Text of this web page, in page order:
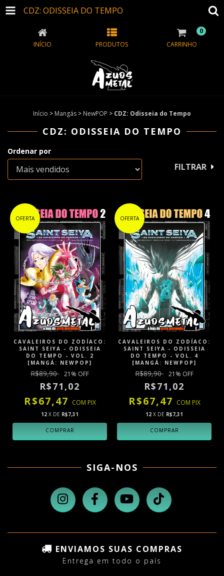
CDZ: ODISSEIA DO TEMPO
INÍCIO PRODUTOS CARRINHO
0
Início > Mangás > NewPOP > CDZ: Odisseia do Tempo
CDZ: ODISSEIA DO TEMPO
Ordenar por
FILTRAR
OFERTA
CAVALEIROS DO ZODÍACO:
SAINT SEIYA - ODISSEIA
DO TEMPO - VOL. 2
[MANGÁ: NEWPOP]
R$89,90 21 % OFF
R$71,02
R$67,47 COM PIX
12 X DE R$7,31
OFERTA
CAVALEIROS DO ZODÍACO:
SAINT SEIYA - ODISSEIA
DO TEMPO - VOL. 4
[MANGÁ: NEWPOP]
R$89,90 21 % OFF
R$71,02
R$67,47 COM PIX
12 X DE R$7,31
SIGA-NOS
ENVIAMOS SUAS COMPRAS
Entrega em todo o país